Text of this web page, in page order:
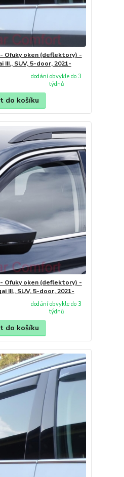
Ofuky oken (deflektory) -
III., SUV, 5-door, 2021-
dodání obvykle do 3
týdnů
do košíku
- Ofuky oken (deflektory) -
III., SUV, 5-door, 2021-
dodání obvykle do 3
týdnů
do košíku